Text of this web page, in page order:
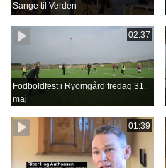
Sange til Verden
02:37
Fodboldfest i Ryomgård fredag 31.
maj
01:39